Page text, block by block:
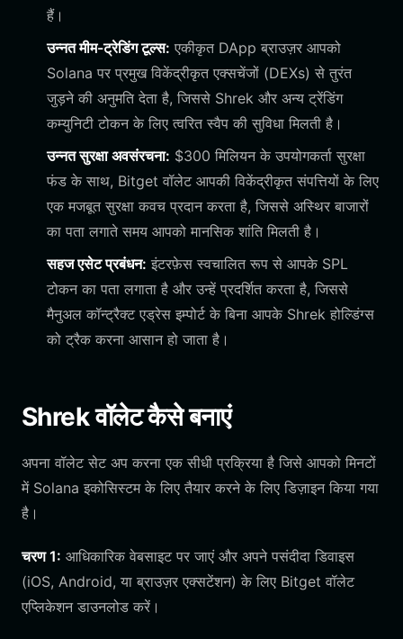
हैं।
उन्नत मीम-ट्रेडिंग टूल्स: एकीकृत DApp ब्राउज़र आपको
Solana पर प्रमुख विकेंद्रीकृत एक्सचेंजों (DEXs) से तुरंत
जुड़ने की अनुमति देता है, जिससे Shrek और अन्य ट्रेंडिंग
कम्युनिटी टोकन के लिए त्वरित स्वैप की सुविधा मिलती है।
उन्नत सुरक्षा अवसंरचना: $300 मिलियन के उपयोगकर्ता सुरक्षा
फंड के साथ, Bitget वॉलेट आपकी विकेंद्रीकृत संपत्तियों के लिए
एक मजबूत सुरक्षा कवच प्रदान करता है, जिससे अस्थिर बाजारों
का पता लगाते समय आपको मानसिक शांति मिलती है।
सहज एसेट प्रबंधन: इंटरफ़ेस स्वचालित रूप से आपके SPL
टोकन का पता लगाता है और उन्हें प्रदर्शित करता है, जिससे
मैनुअल कॉन्ट्रैक्ट एड्रेस इम्पोर्ट के बिना आपके Shrek होल्डिंग्स
को ट्रैक करना आसान हो जाता है।
Shrek वॉलेट कैसे बनाएं
अपना वॉलेट सेट अप करना एक सीधी प्रक्रिया है जिसे आपको मिनटों
में Solana इकोसिस्टम के लिए तैयार करने के लिए डिज़ाइन किया गया
है।
चरण 1: आधिकारिक वेबसाइट पर जाएं और अपने पसंदीदा डिवाइस
(iOS, Android, या ब्राउज़र एक्सटेंशन) के लिए Bitget वॉलेट
एप्लिकेशन डाउनलोड करें।